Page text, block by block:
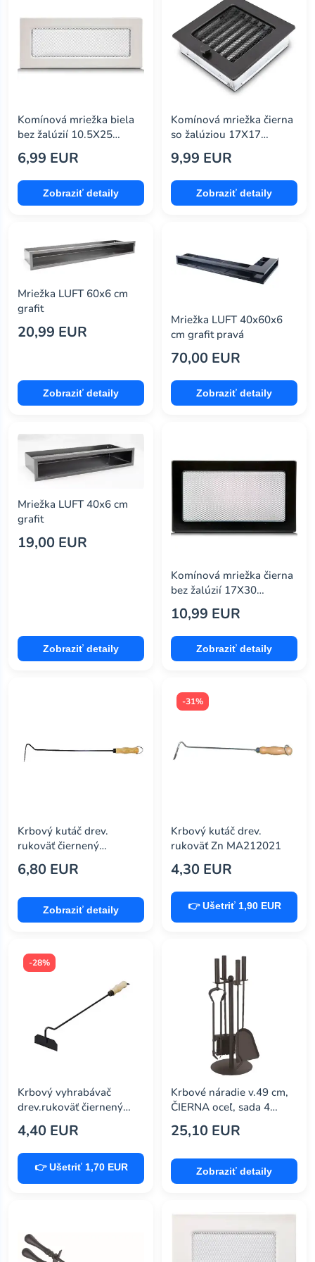
Komínová mriežka biela
bez žalúzií 10.5X25
4F11250W
6,99 EUR
Zobraziť detaily
Komínová mriežka čierna
so žalúziou 17X17
4F1717ZD
9,99 EUR
Zobraziť detaily
Mriežka LUFT 60x6 cm
grafit
20,99 EUR
Zobraziť detaily
Mriežka LUFT 40x60x6
cm grafit pravá
70,00 EUR
Zobraziť detaily
Mriežka LUFT 40x6 cm
grafit
19,00 EUR
Zobraziť detaily
Komínová mriežka čierna
bez žalúzií 17X30
4F1730OD
10,99 EUR
Zobraziť detaily
Krbový kutáč drev.
rukoväť čiernený
MA212015
6,80 EUR
Zobraziť detaily
-31%
Krbový kutáč drev.
rukoväť Zn MA212021
4,30 EUR
👉 Ušetriť 1,90 EUR
-28%
Krbový vyhrabávač
drev.rukoväť čiernený
MA612511
4,40 EUR
👉 Ušetriť 1,70 EUR
Krbové náradie v.49 cm,
ČIERNA oceľ, sada 4
dilena so stojanom
MA760120
25,10 EUR
Zobraziť detaily